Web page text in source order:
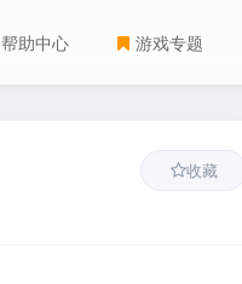
帮助中心 游戏专题
收藏